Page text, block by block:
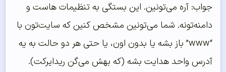
جواب: آره می‌تونین. این بستگی به تنظیمات هاست و
دامنه‌تونه. شما می‌تونین مشخص کنین که سایت‌تون با
“www” باز بشه یا بدون اون، یا حتی هر دو حالت به یه
آدرس واحد هدایت بشه (که بهش می‌گن ریدایرکت).